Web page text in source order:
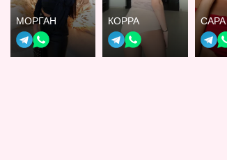
МОРГАН КОРРА САРА